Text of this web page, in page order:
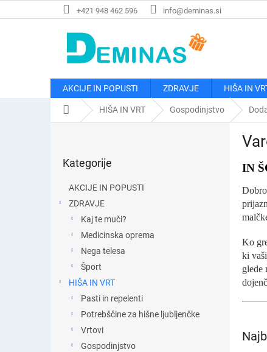
na
+421 948 462 596 info@deminas.si
AKCIJE IN POPUSTI ZDRAVJE HIŠA IN
Domača
stran
HIŠA IN VRT Gospodinjstvo
kategorije
Kategorije
AKCIJE IN POPUSTI
ZDRAVJE
Kaj te muči?
Medicinska oprema
Nega telesa
Šport
HIŠA IN VRT
Pasti in repelenti
Potrebščine za hišne ljubljenčke
Vrtovi
Gospodinjstvo
IN
Ko
ki
glede